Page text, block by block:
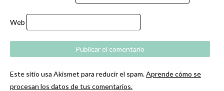
Web
Este sitio usa Akismet para reducir el spam.Aprende cómo se
procesan los datos de tus comentarios.